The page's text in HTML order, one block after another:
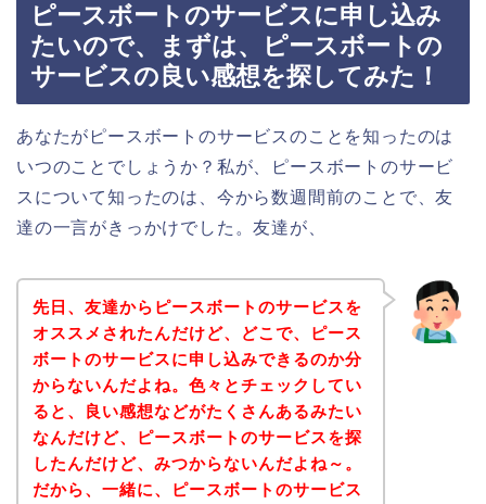
ピースボートのサービスに申し込み
たいので、まずは、ピースボートの
サービスの良い感想を探してみた！
あなたがピースボートのサービスのことを知ったのは
いつのことでしょうか？私が、ピースボートのサービ
スについて知ったのは、今から数週間前のことで、友
達の一言がきっかけでした。友達が、
先日、友達からピースボートのサービスを
オススメされたんだけど、どこで、ピース
ボートのサービスに申し込みできるのか分
からないんだよね。色々とチェックしてい
ると、良い感想などがたくさんあるみたい
なんだけど、ピースボートのサービスを探
したんだけど、みつからないんだよね～。
だから、一緒に、ピースボートのサービス